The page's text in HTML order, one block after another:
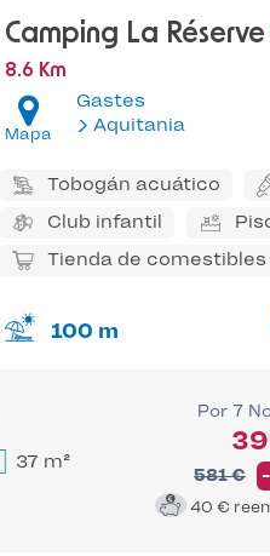
Camping La Réserve
8.6 Km
Mapa
Gastes
Aquitania
Tobogán acuático
Club infantil
Tienda de comestibles
100 m
37 m²
Por 7
581 €
40 €